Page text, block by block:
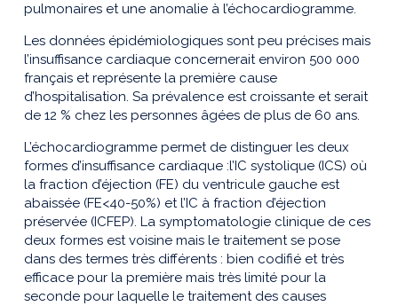
pulmonaires et une anomalie à l’échocardiogramme.
Les données épidémiologiques sont peu précises mais
l’insuffisance cardiaque concernerait environ 500 000
français et représente la première cause
d’hospitalisation. Sa prévalence est croissante et serait
de 12 % chez les personnes âgées de plus de 60 ans.
L’échocardiogramme permet de distinguer les deux
formes d’insuffisance cardiaque :l’IC systolique (ICS) où
la fraction d’éjection (FE) du ventricule gauche est
abaissée (FE<40-50%) et l’IC à fraction d’éjection
préservée (ICFEP). La symptomatologie clinique de ces
deux formes est voisine mais le traitement se pose
dans des termes très différents : bien codifié et très
efficace pour la première mais très limité pour la
seconde pour laquelle le traitement des causes